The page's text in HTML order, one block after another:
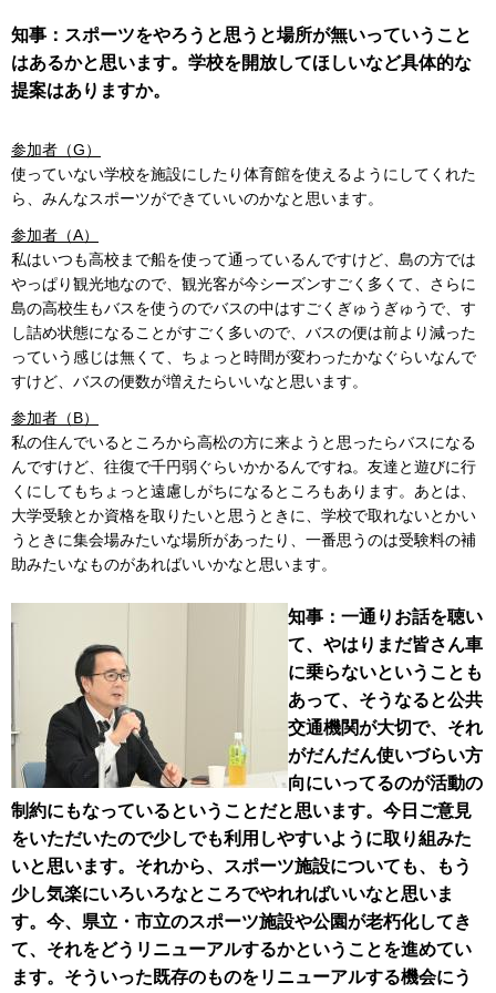
知事：スポーツをやろうと思うと場所が無いっていうこと
はあるかと思います。学校を開放してほしいなど具体的な
提案はありますか。
参加者（G）
使っていない学校を施設にしたり体育館を使えるようにしてくれた
ら、みんなスポーツができていいのかなと思います。
参加者（A）
私はいつも高校まで船を使って通っているんですけど、島の方では
やっぱり観光地なので、観光客が今シーズンすごく多くて、さらに
島の高校生もバスを使うのでバスの中はすごくぎゅうぎゅうで、す
し詰め状態になることがすごく多いので、バスの便は前より減った
っていう感じは無くて、ちょっと時間が変わったかなぐらいなんで
すけど、バスの便数が増えたらいいなと思います。
参加者（B）
私の住んでいるところから高松の方に来ようと思ったらバスになる
んですけど、往復で千円弱ぐらいかかるんですね。友達と遊びに行
くにしてもちょっと遠慮しがちになるところもあります。あとは、
大学受験とか資格を取りたいと思うときに、学校で取れないとかい
うときに集会場みたいな場所があったり、一番思うのは受験料の補
助みたいなものがあればいいかなと思います。
知事：一通りお話を聴い
て、やはりまだ皆さん車
に乗らないということも
あって、そうなると公共
交通機関が大切で、それ
がだんだん使いづらい方
向にいってるのが活動の
制約にもなっているということだと思います。今日ご意見
をいただいたので少しでも利用しやすいように取り組みた
いと思います。それから、スポーツ施設についても、もう
少し気楽にいろいろなところでやれればいいなと思いま
す。今、県立・市立のスポーツ施設や公園が老朽化してき
て、それをどうリニューアルするかということを進めてい
ます。そういった既存のものをリニューアルする機会にう